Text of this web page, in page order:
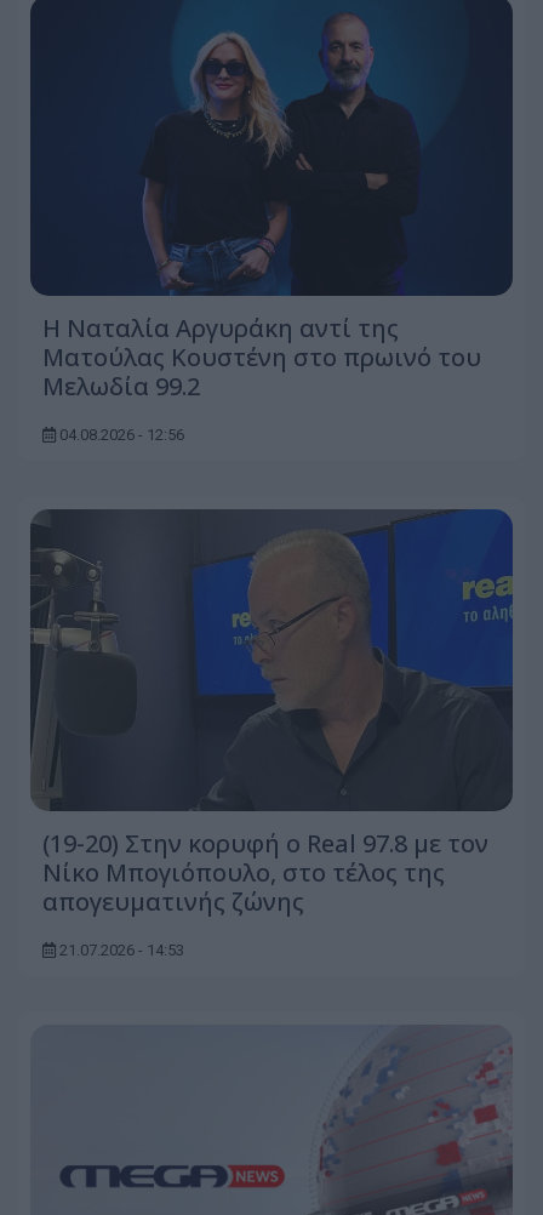
Η Ναταλία Αργυράκη αντί της
Ματούλας Κουστένη στο πρωινό του
Μελωδία 99.2
04.08.2026 - 12:56
(19-20) Στην κορυφή ο Real 97.8 με τον
Νίκο Μπογιόπουλο, στο τέλος της
απογευματινής ζώνης
21.07.2026 - 14:53